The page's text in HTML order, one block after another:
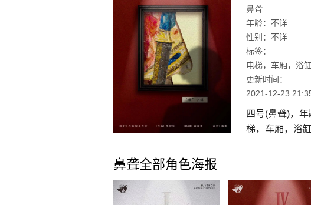
鼻聋
年龄：不详
性别：不详
标签：
电梯，车厢，浴
更新时间：
2021-12-23
四号(鼻聋)，
梯，车厢，浴
鼻聋全部角色海报